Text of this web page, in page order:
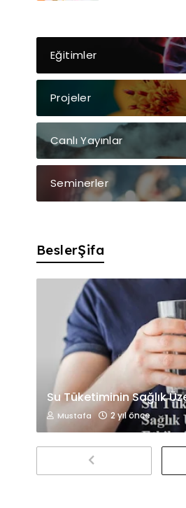
Eğitimler
Projeler
Canlı Yayınlar
Seminerler
BeslerŞifa
Su Tüketiminin Sağlık
Mustafa 2 yıl önce